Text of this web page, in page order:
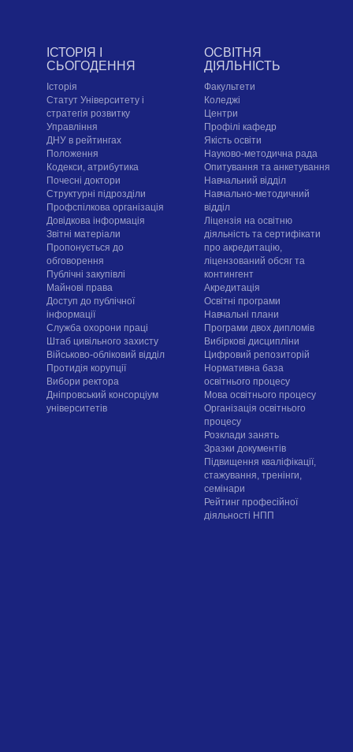
ІСТОРІЯ І
СЬОГОДЕННЯ
Історія
Статут Університету і
стратегія розвитку
Управління
ДНУ в рейтингах
Положення
Кодекси, атрибутика
Почесні доктори
Структурні підрозділи
Профспілкова організація
Довідкова інформація
Звітні матеріали
Пропонується до
обговорення
Публічні закупівлі
Майнові права
Доступ до публічної
інформації
Служба охорони праці
Штаб цивільного захисту
Військово-обліковий відділ
Протидія корупції
Вибори ректора
Дніпровський консорціум
університетів
ОСВІТНЯ
ДІЯЛЬНІСТЬ
Факультети
Коледжі
Центри
Профілі кафедр
Якість освіти
Науково-методична рада
Опитування та анкетування
Навчальний відділ
Навчально-методичний
відділ
Ліцензія на освітню
діяльність та сертифікати
про акредитацію,
ліцензований обсяг та
контингент
Акредитація
Освітні програми
Навчальні плани
Програми двох дипломів
Вибіркові дисципліни
Цифровий репозиторій
Нормативна база
освітнього процесу
Мова освітнього процесу
Організація освітнього
процесу
Розклади занять
Зразки документів
Підвищення кваліфікації,
стажування, тренінги,
семінари
Рейтинг професійної
діяльності НПП